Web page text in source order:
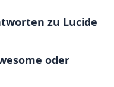
zu Lucide
oder